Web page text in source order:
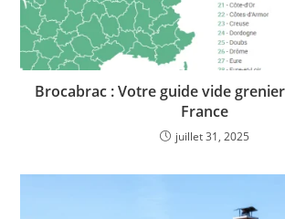
Brocabrac : Votre guide vide
France
juillet 31, 2025